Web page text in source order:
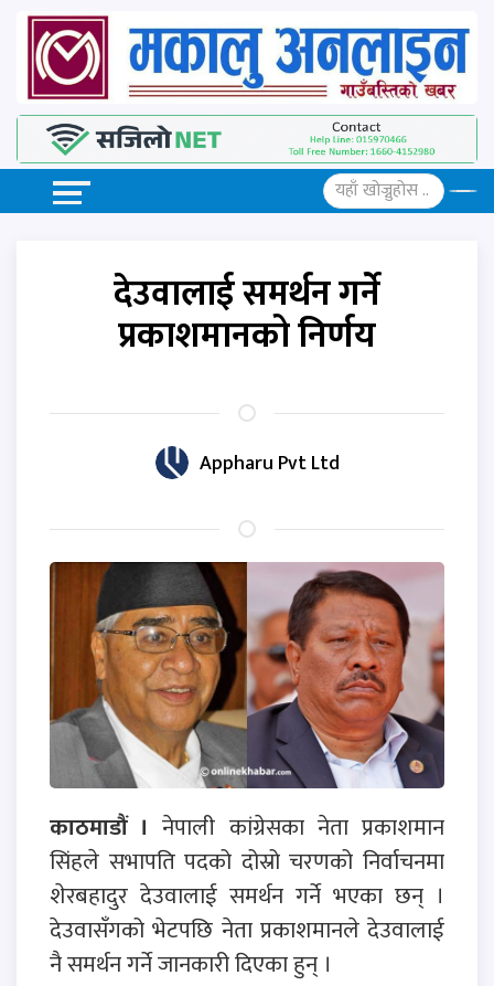
देउवालाई समर्थन गर्ने
प्रकाशमानको निर्णय
Appharu Pvt Ltd
काठमाडौं । नेपाली कांग्रेसका नेता प्रकाशमान
सिंहले सभापति पदको दोस्रो चरणको निर्वाचनमा
शेरबहादुर देउवालाई समर्थन गर्ने भएका छन् ।
देउवासँगको भेटपछि नेता प्रकाशमानले देउवालाई
नै समर्थन गर्ने जानकारी दिएका हुन् ।